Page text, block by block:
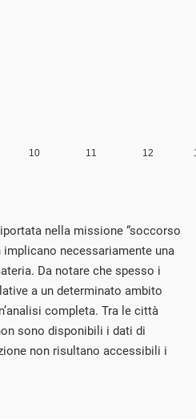
nella missione “soccorso
necessariamente una
Da notare che spesso i
a un determinato ambito
completa. Tra le città
sono disponibili i dati di
non risultano accessibili i